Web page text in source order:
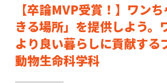
【卒論MVP受賞！】ワン
きる場所」を提供しよう。
より良い暮らしに貢献する
動物生命科学科